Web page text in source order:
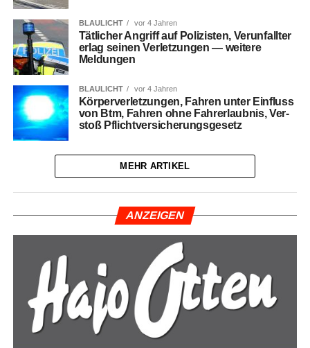
BLAULICHT vor 4 Jahren
Tät­li­cher Angriff auf Poli­zis­ten, Ver­un­fall­ter
erlag sei­nen Ver­let­zun­gen — wei­te­re
Meldungen
BLAULICHT vor 4 Jahren
Kör­per­ver­let­zun­gen, Fah­ren unter Ein­fluss
von Btm, Fah­ren ohne Fahr­erlaub­nis, Ver­
stoß Pflichtversicherungsgesetz
MEHR ARTIKEL
ANZEI­GEN